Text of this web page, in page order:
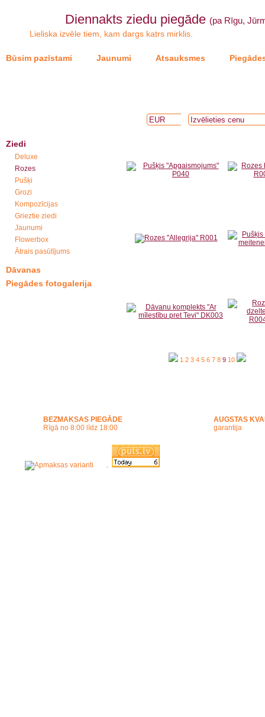
Diennakts ziedu piegāde (pa Rīgu,
Lieliska izvēle tiem, kam dargs katrs mirklis.
Būsim pazīstami Jaunumi Atsauksmes
Ziedi
Deluxe
Rozes
Pušķi
Grozi
Kompozīcijas
Grieztie ziedi
Jaunumi
Flowerbox
Ātrais pasūtījums
Dāvanas
Piegādes fotogalerija
1 2 3 4 5 6 7 8 9 10
BEZMAKSAS PIEGĀDE
Rīgā no 8:00 līdz 18:00
AUGSTAS
garantija